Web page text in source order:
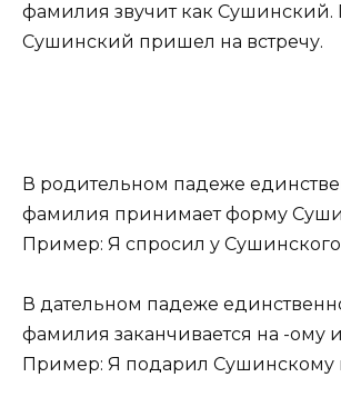
фамилия звучит как
Сушинский пришел на встречу.
В родительном падеже
фамилия принимает форму
Пример: Я спросил у
В дательном падеже
фамилия заканчивается на -ому
Пример: Я подарил Сушинскому